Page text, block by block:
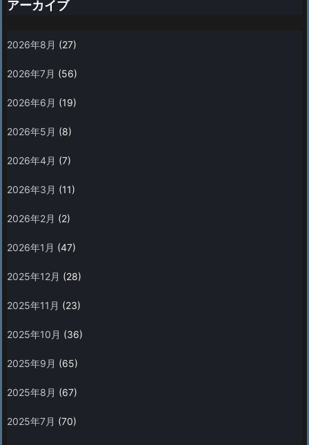
アーカイブ
2026年8月 (27)
2026年7月 (56)
2026年6月 (19)
2026年5月 (8)
2026年4月 (7)
2026年3月 (11)
2026年2月 (2)
2026年1月 (47)
2025年12月 (28)
2025年11月 (23)
2025年10月 (36)
2025年9月 (65)
2025年8月 (67)
2025年7月 (70)